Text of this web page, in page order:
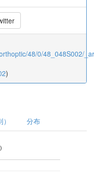
48/0/48_048S002/
)
分布